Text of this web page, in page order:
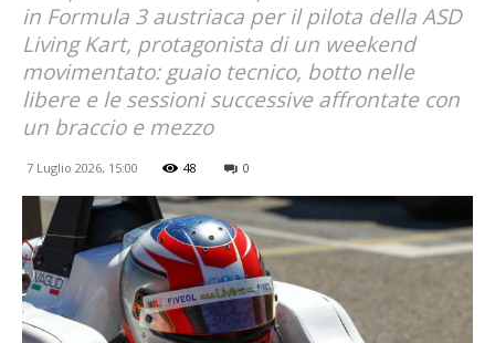
in Formula 3 austriaca per il pilota della ASD
Living Kart, protagonista di un weekend
movimentato: guaio tecnico, botto nelle
libere e le sessioni successive affrontate con
un braccio e mezzo
7 Luglio 2026, 15:00 48 0